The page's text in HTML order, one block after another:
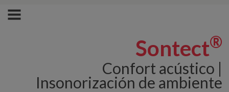
Sontect®
Confort acústico |
Insonorización de ambiente